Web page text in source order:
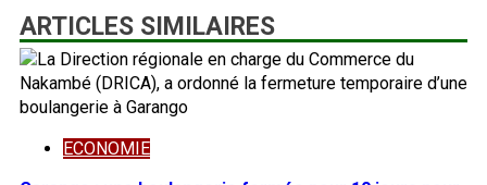
ARTICLES SIMILAIRES
ECONOMIE